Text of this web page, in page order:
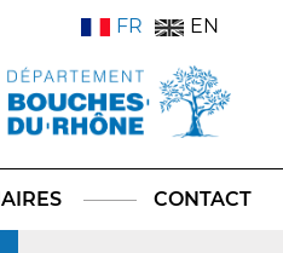
FR EN
CONTACT